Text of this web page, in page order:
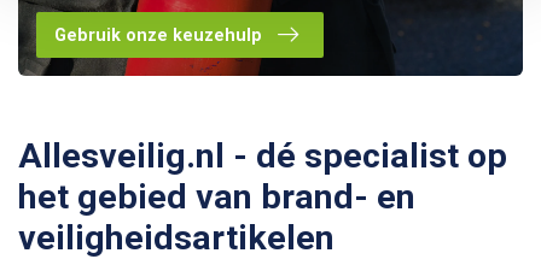
Gebruik onze keuzehulp
Allesveilig.nl - dé specialist op
het gebied van brand- en
veiligheidsartikelen